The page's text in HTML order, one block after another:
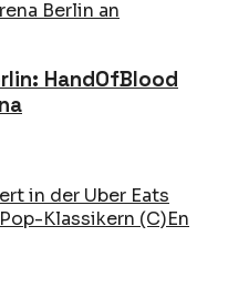
HandOfBlood